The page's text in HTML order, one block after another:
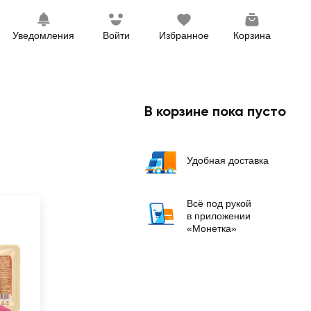
Уведомления Войти Избранное Корзина
В корзине пока пусто
Удобная доставка
Всё под рукой
в приложении
«Монетка»